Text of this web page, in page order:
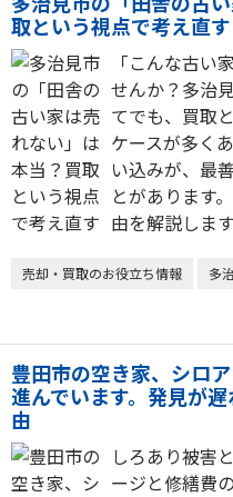
取という視点で考え直す
「こんな古い
せんか？多治
てでも、買取
ケースが多く
い込みが、最
とがあります
由を解説します
売却・買取のお役立ち情報 多
豊田市の空き家、シロ
進んでいます。発見が
由
しろあり被害
ージと修繕費